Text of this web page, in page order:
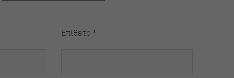
Επίθετο *